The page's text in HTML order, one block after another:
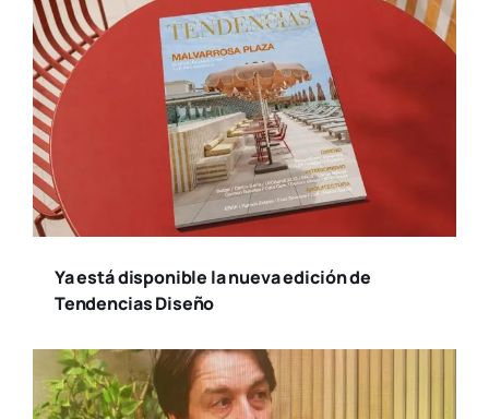
Ya está disponible la nueva edición de
Tendencias Diseño